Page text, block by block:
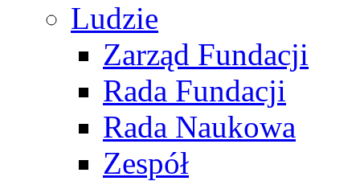
Ludzie
Zarząd Fundacji
Rada Fundacji
Rada Naukowa
Zespół